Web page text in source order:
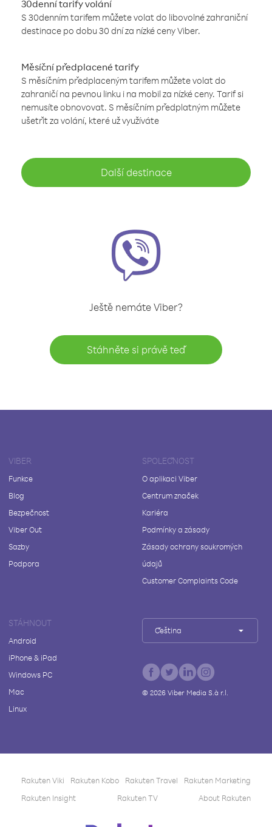
30denní tarify volání
S 30denním tarifem můžete volat do libovolné zahraniční
destinace po dobu 30 dní za nízké ceny Viber.
Měsíční předplacené tarify
S měsíčním předplaceným tarifem můžete volat do
zahraničí na pevnou linku i na mobil za nízké ceny. Tarif si
nemusíte obnovovat. S měsíčním předplatným můžete
ušetřit za volání, které už využíváte
Další destinace
Ještě nemáte Viber?
Stáhněte si právě teď
VIBER
Funkce
Blog
Bezpečnost
Viber Out
Sazby
Podpora
SPOLEČNOST
O aplikaci Viber
Centrum značek
Kariéra
Podmínky a zásady
Zásady ochrany soukromých
údajů
Customer Complaints Code
STÁHNOUT
Android
iPhone & iPad
Windows PC
Mac
Linux
Čeština
© 2026Viber Media S.à r.l.
Rakuten Viki Rakuten Kobo Rakuten Travel
Rakuten Marketing
Rakuten Insight
Rakuten TV About Rakuten